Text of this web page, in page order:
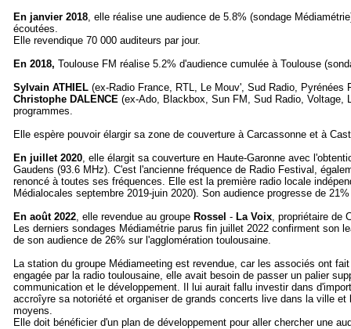
En janvier 2018, elle réalise une audience de 5.8% (sondage
écoutées.
Elle revendique 70 000 auditeurs par jour.
En 2018, Toulouse FM réalise 5.2% d'audience cumulée à Toulouse
Sylvain ATHIEL (ex-Radio France, RTL, Le Mouv', Sud Radio, Pyrénées
Christophe DALENCE (ex-Ado, Blackbox, Sun FM, Sud Radio, Voltage,
programmes.
Elle espère pouvoir élargir sa zone de couverture à Carcassonne et à
En juillet 2020, elle élargit sa couverture en Haute-Garonne avec
Gaudens (93.6 MHz). C'est l'ancienne fréquence de Radio Festival,
renoncé à toutes ses fréquences. Elle est la première radio locale
Médialocales septembre 2019-juin 2020). Son audience progresse de
En août 2022, elle revendue au groupe Rossel - La Voix, propriétaire de
Les derniers sondages Médiamétrie parus fin juillet 2022 confirment son
de son audience de 26% sur l'agglomération toulousaine.
La station du groupe Médiameeting est revendue, car les associés ont
engagée par la radio toulousaine, elle avait besoin de passer un palier
communication et le développement. Il lui aurait fallu investir dans
accroîyre sa notoriété et organiser de grands concerts live dans la ville
moyens.
Elle doit bénéficier d'un plan de développement pour aller chercher une